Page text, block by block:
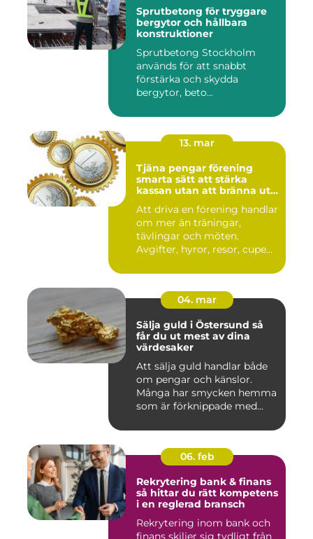
Sprutbetong för tryggare
bergytor och hållbara
konstruktioner
Sprutbetong Stockholm
används för att snabbt
förstärka och skydda
bergytor, beto...
13. mar
Tjäna pengar förening
smarta sätt att stärka
kassan utan att bränna ut
Att driva en förening handlar
om mer än träningar,
tävlingar och möten.
Avgifter, hyror, resor, cupe...
04. mar
Sälja guld i Östersund så
får du ut mest av dina
värdesaker
Att sälja guld handlar både
om pengar och känslor.
Många har smycken hemma
som är förknippade med
06. feb
Rekrytering bank & finans
så hittar du rätt kompetens
i en reglerad bransch
Rekrytering inom bank och
finans skiljer sig tydligt från